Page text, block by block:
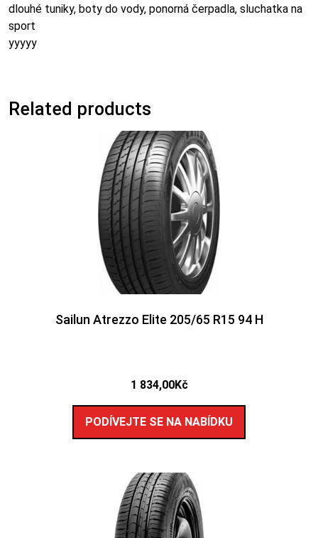
dlouhé tuniky, boty do vody, ponorná čerpadla, sluchatka na
sport
yyyyy
Related products
Sailun Atrezzo Elite 205/65 R15 94 H
1 834,00Kč
PODÍVEJTE SE NA NABÍDKU